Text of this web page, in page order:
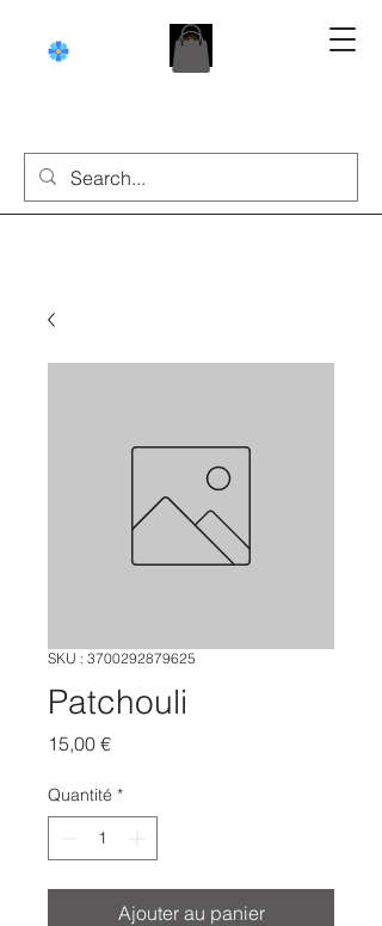
SKU : 3700292879625
Patchouli
15,00 €Prix
Quantité *
Ajouter au panier